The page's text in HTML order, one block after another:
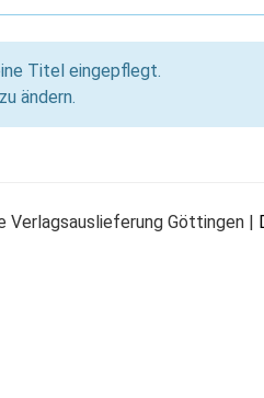
Titel eingepflegt.
ändern.
Verlagsauslieferung Göttingen |